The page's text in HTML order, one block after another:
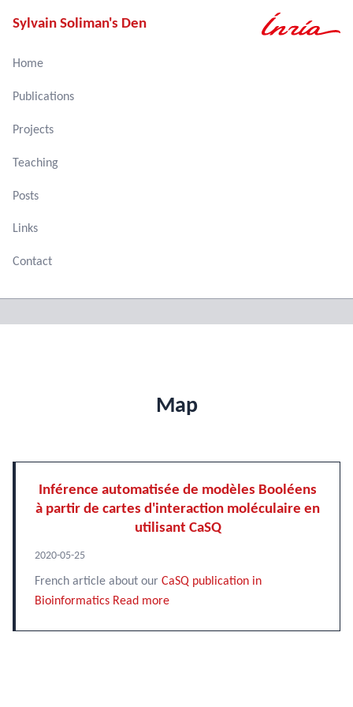
Sylvain Soliman's Den
Home
Publications
Projects
Teaching
Posts
Links
Contact
Map
Inférence automatisée de modèles Booléens
à partir de cartes d'interaction moléculaire en
utilisant CaSQ
2020-05-25
French article about our CaSQ publication in
Bioinformatics Read more